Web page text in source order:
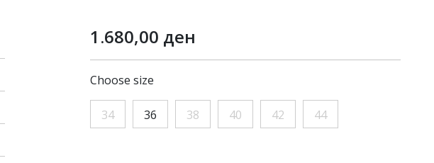
1.680,00 ден
Choose size
34 36 38 40 42 44